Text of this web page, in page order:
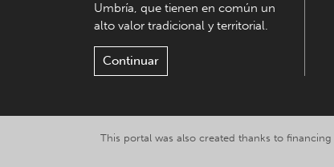
Umbría, que tienen en común un
alto valor tradicional y territorial.
Continuar
This portal was also created thanks to